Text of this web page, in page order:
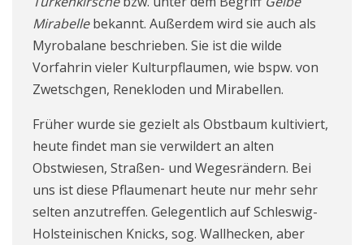
Mirabellebekannt. Außerdem wird sie auch als
Myrobalane beschrieben. Sie ist die wilde
Vorfahrin vieler Kulturpflaumen, wie bspw. von
Zwetschgen, Renekloden und Mirabellen.
Früher wurde sie gezielt als Obstbaum kultiviert,
heute findet man sie verwildert an alten
Obstwiesen, Straßen- und Wegesrändern. Bei
uns ist diese Pflaumenart heute nur mehr sehr
selten anzutreffen. Gelegentlich auf Schleswig-
Holsteinischen Knicks, sog. Wallhecken, aber